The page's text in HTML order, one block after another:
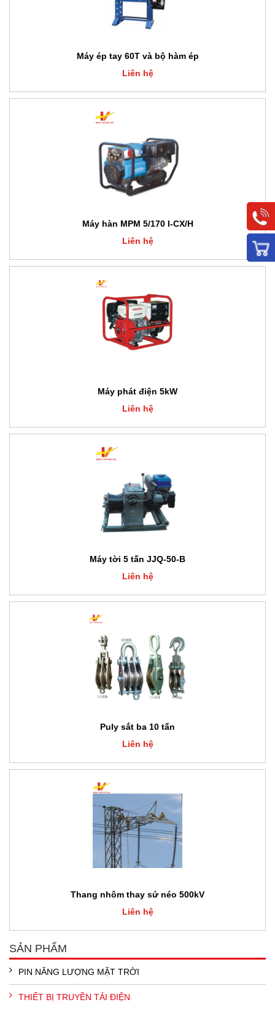
Máy ép tay 60T và bộ hàm ép
Liên hệ
Máy hàn MPM 5/170 I-CX/H
Liên hệ
Máy phát điện 5kW
Liên hệ
Máy tời 5 tấn JJQ-50-B
Liên hệ
Puly sắt ba 10 tấn
Liên hệ
Thang nhôm thay sứ néo 500kV
Liên hệ
SẢN PHẨM
PIN NĂNG LƯỢNG MẶT TRỜI
THIẾT BỊ TRUYỀN TẢI ĐIỆN